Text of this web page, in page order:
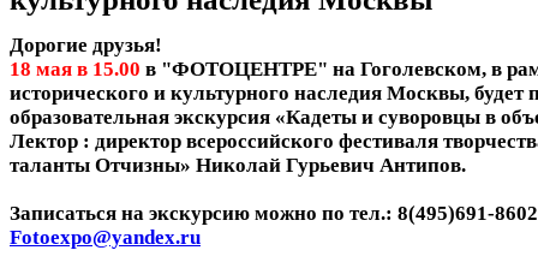
Дорогие друзья!
18 мая в 15.00 в "ФОТОЦЕНТРЕ" на Гоголевском, в
исторического и культурного наследия Москвы, будет
образовательная экскурсия «Кадеты и суворовцы в
Лектор : директор всероссийского фестиваля
таланты Отчизны» Николай Гурьевич Антипов.
Записаться на экскурсию можно по тел.: 8(495)691-
Fotoexpo@yandex.ru